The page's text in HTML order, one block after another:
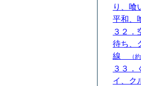
り、喰
平和、
３２．
待ち、
線
（
３３．
イ、ク